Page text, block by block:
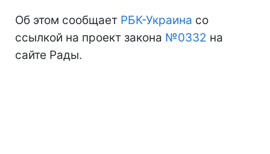
Об этом сообщает РБК-Украина со
ссылкой на проект закона №0332 на
сайте Рады.